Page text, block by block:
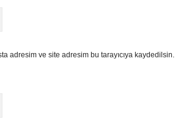
adresim ve site adresim bu tarayıcıya kaydedilsin.